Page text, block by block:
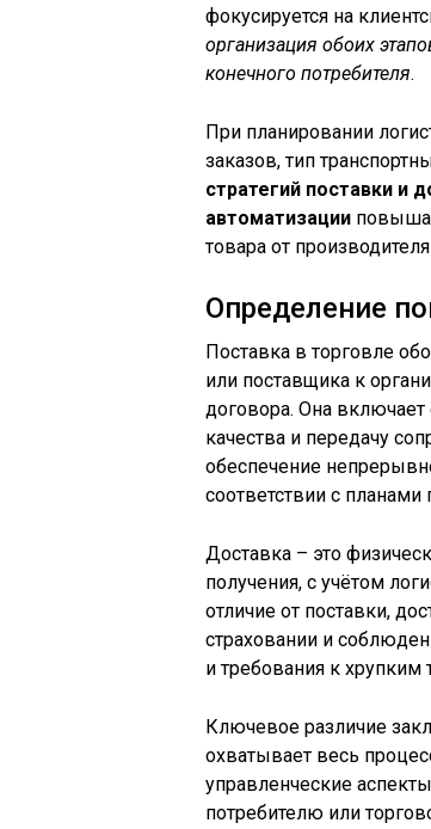
фокусируется на
организация обоих
конечного потребителя.
При планировании
заказов, тип
стратегий поставки и
автоматизации
товара от
Определение
Поставка в торговле
или поставщика к
договора. Она включает
качества и передачу
обеспечение
соответствии с планами
Доставка – это
получения, с учётом
отличие от поставки,
страховании и
и требования к хрупким
Ключевое различие
охватывает весь
управленческие
потребителю или